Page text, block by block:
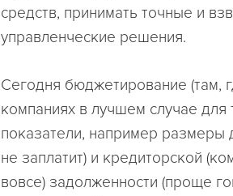
средств, принимать точные и
управленческие решения.
Сегодня бюджетирование (там,
компаниях в лучшем случае для
показатели, например размеры
не заплатит) и кредиторской
вовсе) задолженности (проще